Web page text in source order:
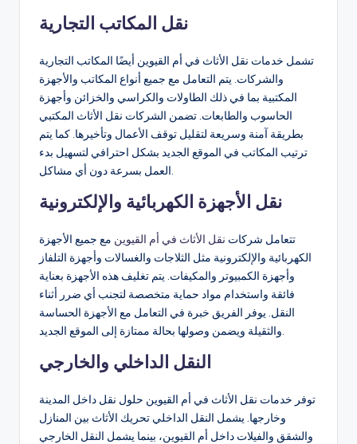
نقل المكاتب التجارية
تشمل خدمات نقل الأثاث في أم القيوين أيضًا المكاتب التجارية
والشركات. يتم التعامل مع جميع أنواع المكاتب والأجهزة
المكتبية بما في ذلك الطاولات والكراسي والخزائن وأجهزة
الحاسوب والطابعات. تضمن الشركات نقل الأثاث المكتبي
بطريقة آمنة وسريعة لتقليل توقف الأعمال وتأخيرها. كما يتم
ترتيب المكاتب في الموقع الجديد بشكل احترافي لتسهيل بدء
العمل بسرعة دون أي مشاكل.
نقل الأجهزة الكهربائية والإلكترونية
تتعامل شركات نقل الأثاث في أم القيوين مع جميع الأجهزة
الكهربائية والإلكترونية مثل الثلاجات والغسالات وأجهزة التلفاز
وأجهزة الكمبيوتر والمكيفات. يتم تغليف هذه الأجهزة بعناية
فائقة واستخدام مواد حماية متخصصة لتجنب أي ضرر أثناء
النقل. يوفر الفريق خبرة في التعامل مع الأجهزة الحساسة
والثقيلة ويضمن وصولها بحالة ممتازة إلى الموقع الجديد.
النقل الداخلي والخارجي
توفر خدمات نقل الأثاث في أم القيوين حلول نقل داخل المدينة
وخارجها. يشمل النقل الداخلي تحريك الأثاث بين المنازل
والشقق والفيلات داخل أم القيوين، بينما يشمل النقل الخارجي